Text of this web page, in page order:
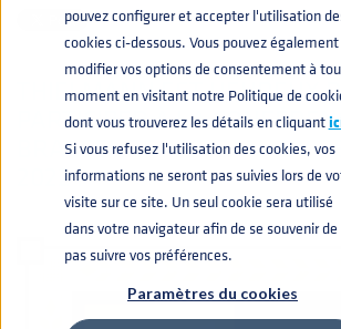
pouvez configurer et accepter l'utilisation
cookies ci-dessous. Vous pouvez également
modifier vos options de consentement à
moment en visitant notre Politique de
dont vous trouverez les détails en cliquant
Si vous refusez l'utilisation des cookies, vos
informations ne seront pas suivies lors de
visite sur ce site. Un seul cookie sera utilisé
dans votre navigateur afin de se souvenir de
pas suivre vos préférences.
Paramètres du cookies
THIELMANN EST HEUREUX
PARTICIPER À LA
BRASSEURS ARTISANAUX
2022 !